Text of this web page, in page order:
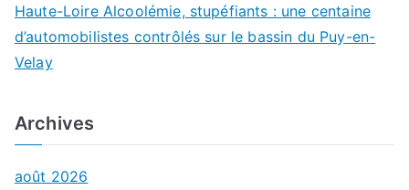
Haute-Loire Alcoolémie, stupéfiants : une centaine
d’automobilistes contrôlés sur le bassin du Puy-en-
Velay
Archives
août 2026